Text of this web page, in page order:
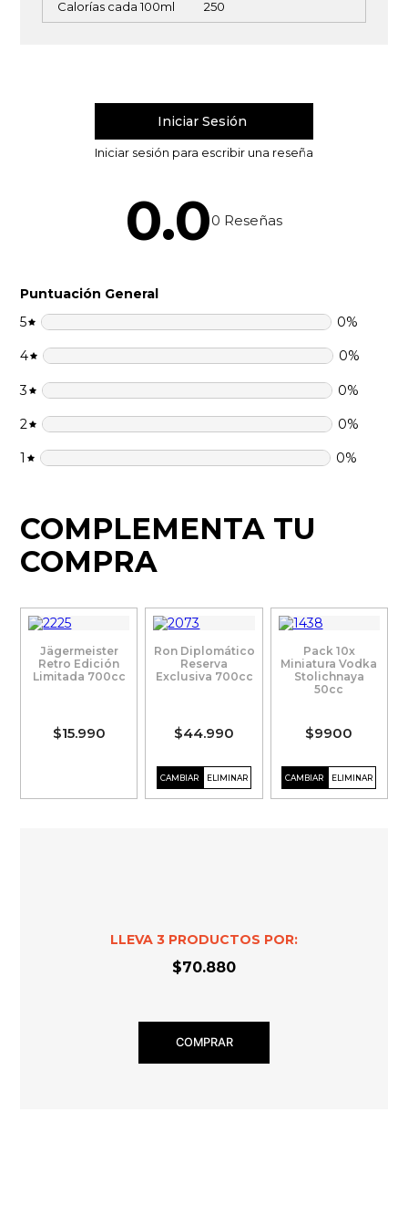
Calorías cada 100ml 250
0.00 Reseñas
Puntuación General
5
0%
4 0%
3 0%
2 0%
1 0%
COMPLEMENTA TU
COMPRA
Jägermeister
Retro Edición
Limitada 700cc
$15.990
Pack 10x
Miniatura Vodka
Stolichnaya
50cc
$9900
Ron Diplomático
Reserva
Exclusiva 700cc
$44.990
LLEVA 3 PRODUCTOS POR:
$70.880
COMPRAR